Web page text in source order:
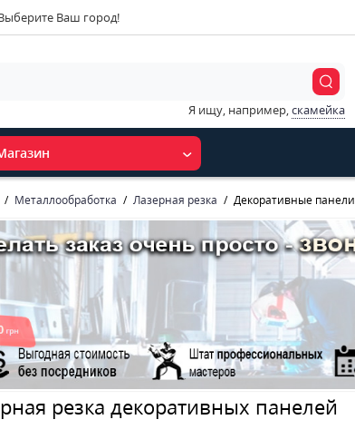
Ваш город!
Я ищу, например,скамейка
Металлообработка Лазерная резка Декоративные панели
резка декоративных панелей